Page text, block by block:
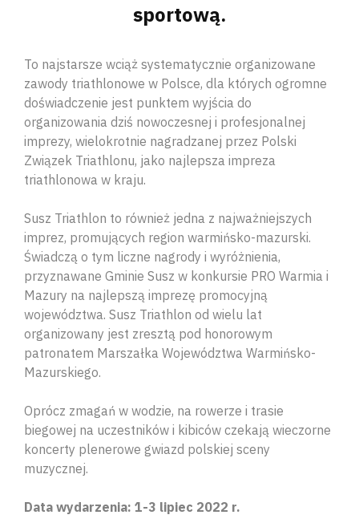
sportową.
To najstarsze wciąż systematycznie organizowane
zawody triathlonowe w Polsce, dla których ogromne
doświadczenie jest punktem wyjścia do
organizowania dziś nowoczesnej i profesjonalnej
imprezy, wielokrotnie nagradzanej przez Polski
Związek Triathlonu, jako najlepsza impreza
triathlonowa w kraju.
Susz Triathlon to również jedna z najważniejszych
imprez, promujących region warmińsko-mazurski.
Świadczą o tym liczne nagrody i wyróżnienia,
przyznawane Gminie Susz w konkursie PRO Warmia i
Mazury na najlepszą imprezę promocyjną
województwa. Susz Triathlon od wielu lat
organizowany jest zresztą pod honorowym
patronatem Marszałka Województwa Warmińsko-
Mazurskiego.
Oprócz zmagań w wodzie, na rowerze i trasie
biegowej na uczestników i kibiców czekają wieczorne
koncerty plenerowe gwiazd polskiej sceny
muzycznej.
Data wydarzenia: 1-3 lipiec 2022 r.